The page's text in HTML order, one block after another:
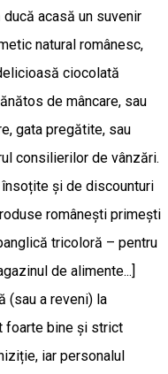
acasă un suvenir
natural românesc,
ciocolată
de mâncare, sau
gata pregătite, sau
consilierilor de vânzări.
și de discounturi
românești primești
tricoloră – pentru
de alimente...]
(sau a reveni) la
foarte bine și strict
iar personalul